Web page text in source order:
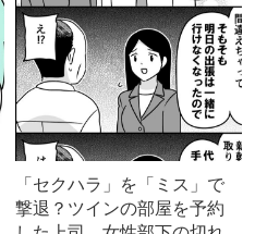
「セクハラ」を「ミス」で
撃退？ツインの部屋を予約